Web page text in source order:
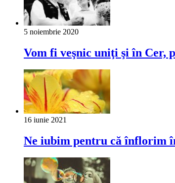
5 noiembrie 2020
Vom fi veşnic uniţi şi în Cer,
16 iunie 2021
Ne iubim pentru că înflorim